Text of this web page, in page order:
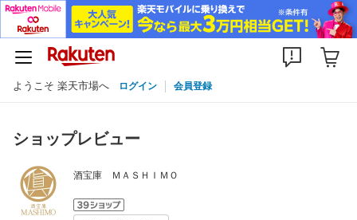
ようこそ 楽天市場へ ログイン 会員登録
ショップレビュー
酒宝庫 ＭＡＳＨＩＭＯ